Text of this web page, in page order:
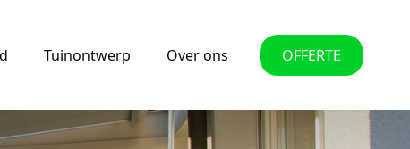
Tuinontwerp Over ons OFFERTE